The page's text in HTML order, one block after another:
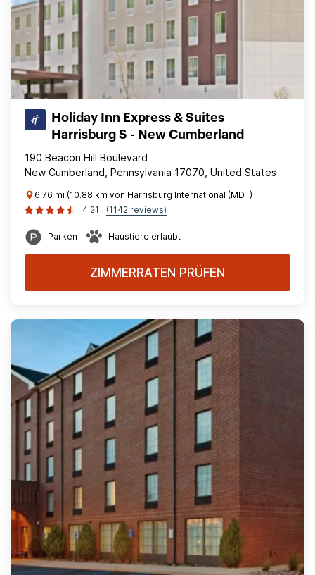
Holiday Inn Express & Suites
Harrisburg S - New Cumberland
190 Beacon Hill Boulevard
New Cumberland, Pennsylvania 17070, United States
6.76 mi (10.88 km von Harrisburg International (MDT)
4.21
(1142 reviews)
Parken Haustiere erlaubt
ZIMMERRATEN PRÜFEN